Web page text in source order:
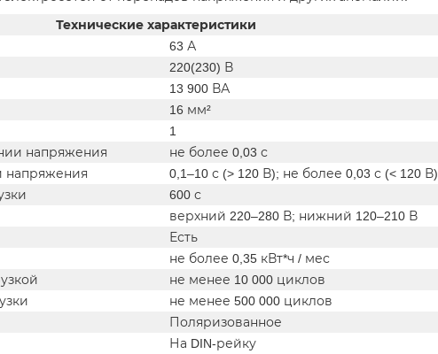
Технические характеристики
63 А
220(230) В
13 900 ВА
16 мм²
1
напряжения
не более 0,03 с
напряжения
0,1–10 с (> 120 В); не более 0,03 с (< 120 В)
600 с
верхний 220–280 В; нижний 120–210 В
Есть
не более 0,35 кВт*ч / мес
не менее 10 000 циклов
не менее 500 000 циклов
Поляризованное
На DIN-рейку